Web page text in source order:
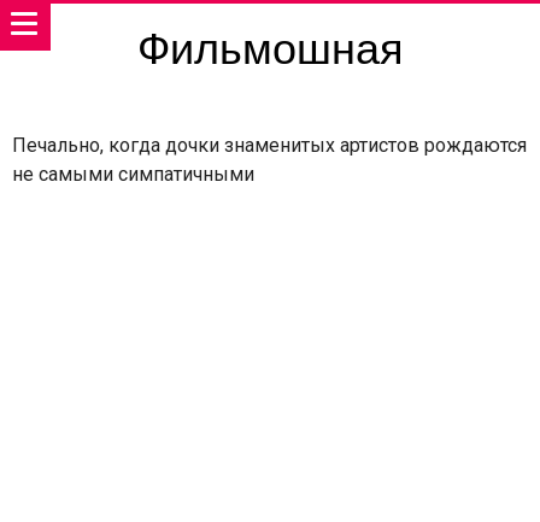
Фильмошная
Печально, когда дочки знаменитых артистов рождаются
не самыми симпатичными